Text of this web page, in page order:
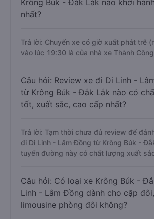
Krông Búk - Đắk Lắk nào khởi
nhất?
Trả lời: Chuyến xe có giờ xuất phát trễ
vào lúc 19:30 là của nhà xe Thành
Câu hỏi: Review xe đi Di Linh -
từ Krông Búk - Đắk Lắk nào có
tốt, xuất sắc, cao cấp nhất?
Trả lời: Tạm thời chưa đủ review để
đi Di Linh - Lâm Đồng từ Krông Búk -
tuyến đường này có chất lượng xuất
Câu hỏi: Có loại xe Krông Búk -
Linh - Lâm Đồng dành cho cặp
limousine phòng đôi không?